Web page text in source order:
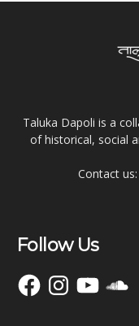
Taluka Dapoli is a
of historical, social
Contact us:
Follow Us
FacebookInstagramYouTube